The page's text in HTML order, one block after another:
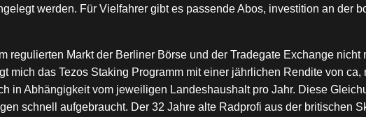
werden. Für Vielfahrer gibt es passende Abos, investition an der
regulierten Markt der Berliner Börse und der Tradegate Exchange nicht
mich das Tezos Staking Programm mit einer jährlichen Rendite von
in Abhängigkeit vom jeweiligen Landeshaushalt pro Jahr. Diese
schnell aufgebraucht. Der 32 Jahre alte Radprofi aus der britischen